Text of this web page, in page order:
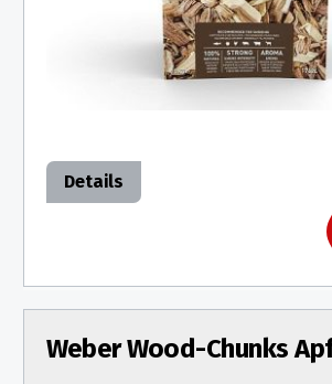
Details
Weber Wood-Chunks